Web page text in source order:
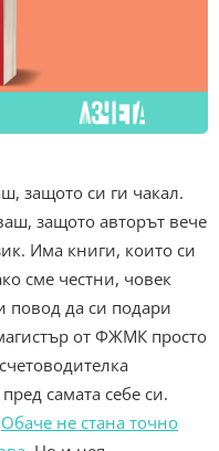
защото си ги чакал.
защото авторът вече
Има книги, които си
сме честни, човек
повод да си подари
от ФЖМК просто
самата себе си.
Обаче не стана точно